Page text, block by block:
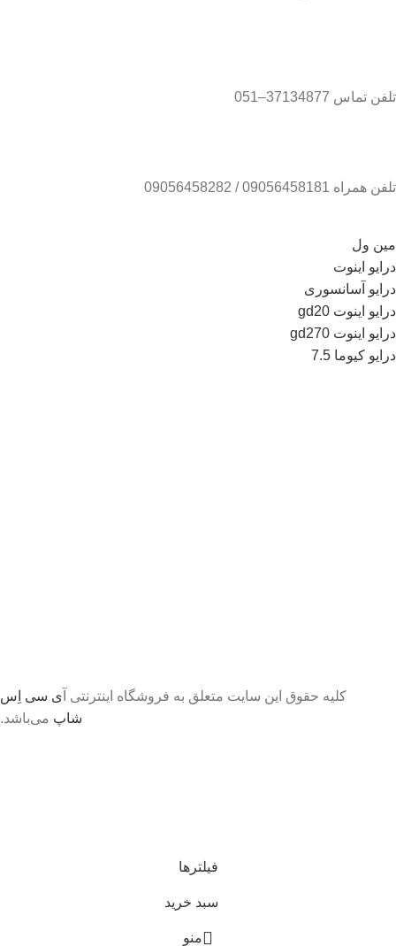
تلفن تماس 37134877–051
تلفن همراه 09056458181 / 09056458282
مین ول
درایو اینوت
درایو آسانسوری
درایو اینوت gd20
درایو اینوت gd270
درایو کیوما 7.5
کلیه حقوق این سایت متعلق به فروشگاه اینترنتی آ ی سی اِس
شاپ می‌باشد.
فیلترها
سبد خرید
منو